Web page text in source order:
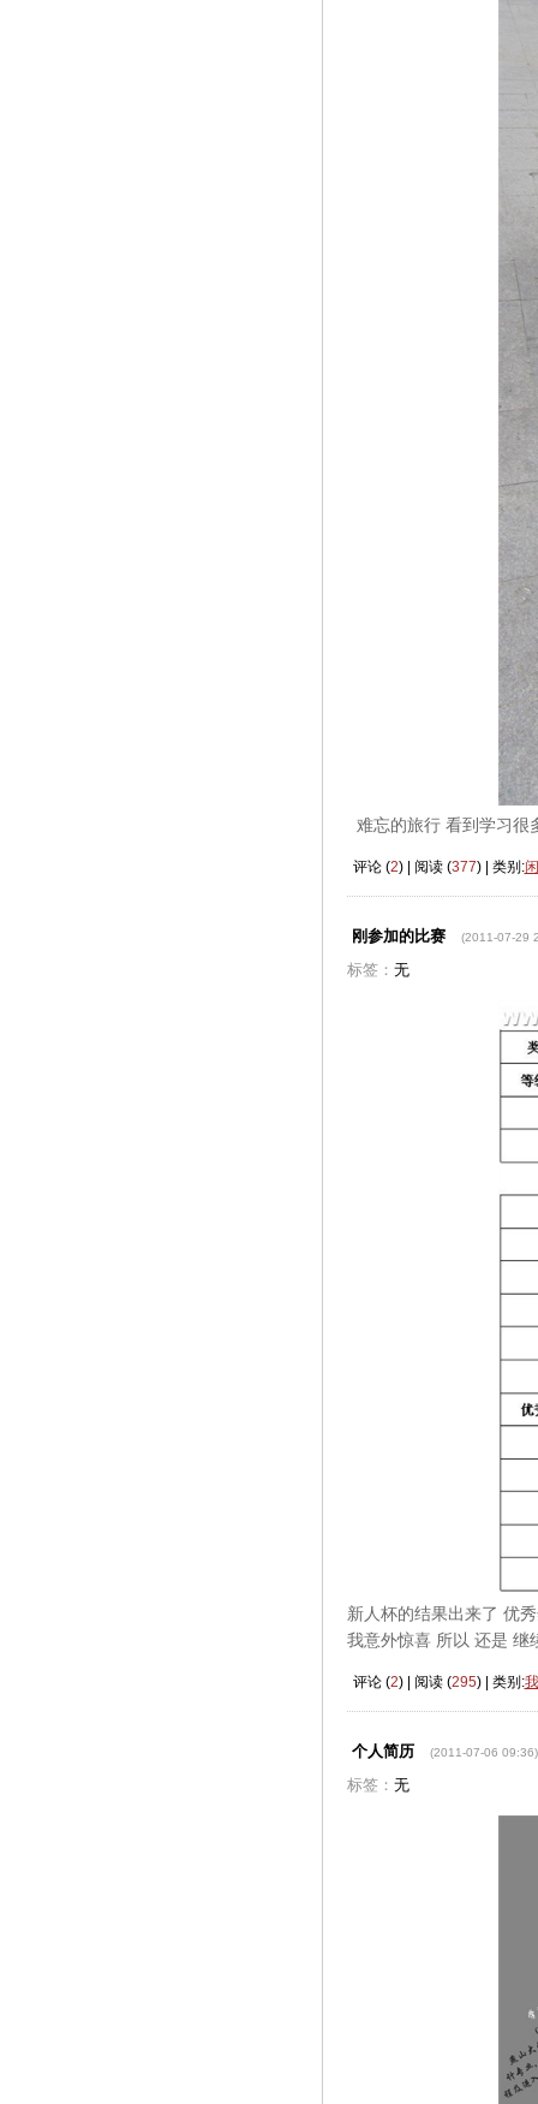
难忘的旅行 看到学习
评论 (2) | 阅读 (377) | 类别:
刚参加的比赛 (2011-07-29
标签： 无
新人杯的结果出来了 优
我意外惊喜 所以 还是 继
评论 (2) | 阅读 (295) | 类别:
个人简历 (2011-07-06 09:36)
标签： 无